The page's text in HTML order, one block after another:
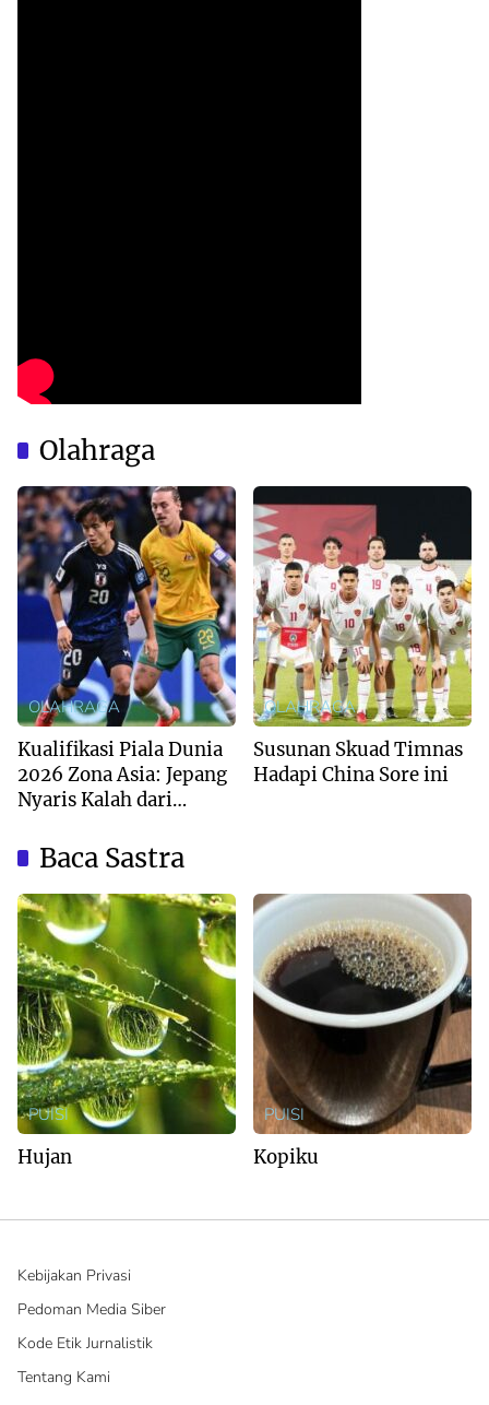
Olahraga
OLAHRAGA
Kualifikasi Piala Dunia
2026 Zona Asia: Jepang
Nyaris Kalah dari
OLAHRAGA
Susunan Skuad Timnas
Hadapi China Sore ini
Baca Sastra
PUISI
Hujan
PUISI
Kopiku
Kebijakan Privasi
Pedoman Media Siber
Kode Etik Jurnalistik
Tentang Kami